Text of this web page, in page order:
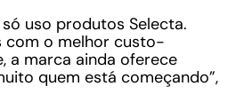
uso produtos Selecta.
com o melhor custo-
a marca ainda oferece
quem está começando”,